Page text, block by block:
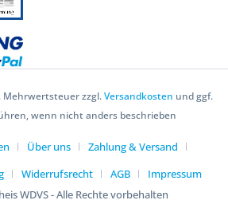
Mehrwertsteuer zzgl.Versandkosten und ggf.
wenn nicht anders beschrieben
Über uns
Zahlung & Versand
Widerrufsrecht AGB
Impressum
WDVS - Alle Rechte vorbehalten